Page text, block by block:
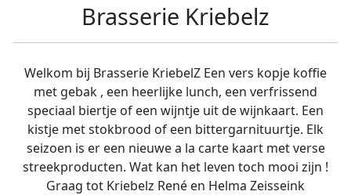
Brasserie Kriebelz
Welkom bij Brasserie KriebelZ Een vers kopje koffie
met gebak , een heerlijke lunch, een verfrissend
speciaal biertje of een wijntje uit de wijnkaart. Een
kistje met stokbrood of een bittergarnituurtje. Elk
seizoen is er een nieuwe a la carte kaart met verse
streekproducten. Wat kan het leven toch mooi zijn !
Graag tot Kriebelz René en Helma Zeisseink